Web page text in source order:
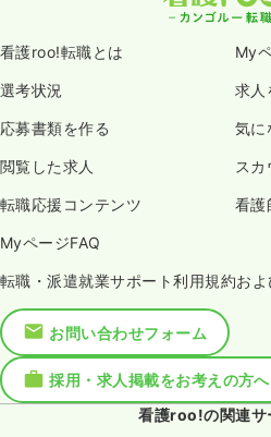
看護roo!転職とは My
選考状況 求人
応募書類を作る 気に
閲覧した求人 スカ
転職応援コンテンツ 看護
MyページFAQ
転職・派遣就業サポート利用規約お
お問い合わせフォーム
採用・求人掲載をお考えの方へ
看護roo!の関連サ